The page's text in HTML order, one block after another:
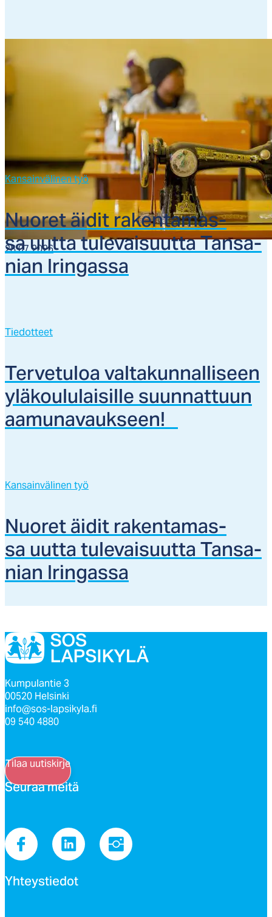
28.07.2026
Kansainvälinen työ
Nuo­ret äi­dit ra­ken­ta­mas­
sa uut­ta tu­le­vai­suut­ta Tan­sa­
nian Irin­gas­sa
Tiedotteet
Ter­ve­tu­loa val­ta­kun­nal­li­seen
ylä­kou­lu­lai­sil­le suun­nat­tuun
aa­mu­na­vauk­seen!
Kansainvälinen työ
Nuo­ret äi­dit ra­ken­ta­mas­
sa uut­ta tu­le­vai­suut­ta Tan­sa­
nian Irin­gas­sa
Kumpulantie 3
00520 Helsinki
info@sos-lapsikyla.fi
09 540 4880
Tilaa uutiskirje
Seu­raa mei­tä
Yh­teys­tie­dot